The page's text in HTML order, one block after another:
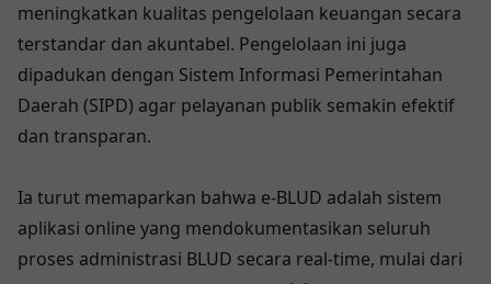
meningkatkan kualitas pengelolaan keuangan secara
terstandar dan akuntabel. Pengelolaan ini juga
dipadukan dengan Sistem Informasi Pemerintahan
Daerah (SIPD) agar pelayanan publik semakin efektif
dan transparan.
Ia turut memaparkan bahwa e-BLUD adalah sistem
aplikasi online yang mendokumentasikan seluruh
proses administrasi BLUD secara real-time, mulai dari